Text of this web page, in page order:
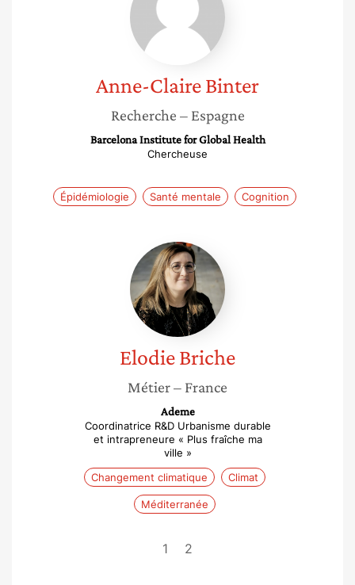
Binter
Anne-ClaireBinter
Recherche – Espagne
Barcelona Institute for Global Health
Chercheuse
Épidémiologie Santé mentale Cognition
Elodie
Briche
ElodieBriche
Métier– France
Ademe
Coordinatrice R&D Urbanisme durable
et intrapreneure « Plus fraîche ma
ville »
Changement climatique
Climat
Méditerranée
1 2